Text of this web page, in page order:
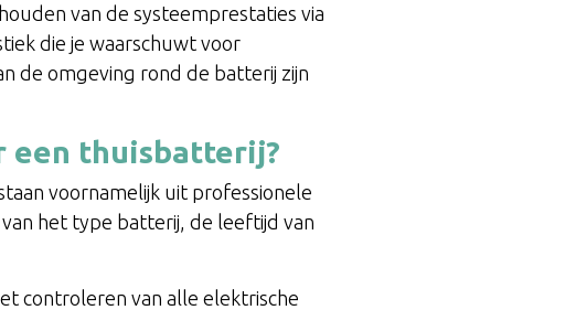
van de systeemprestaties via
die je waarschuwt voor
de omgeving rond de batterij zijn
een thuisbatterij?
voornamelijk uit professionele
het type batterij, de leeftijd van
controleren van alle elektrische